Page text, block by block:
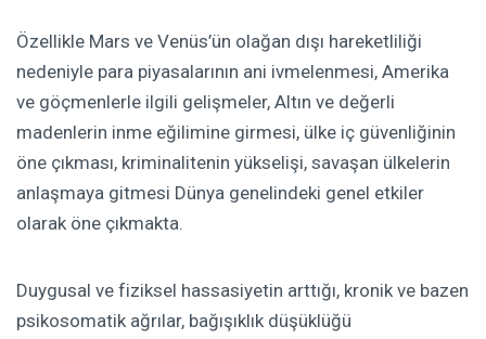
Özellikle Mars ve Venüs’ün olağan dışı hareketliliği
nedeniyle para piyasalarının ani ivmelenmesi, Amerika
ve göçmenlerle ilgili gelişmeler, Altın ve değerli
madenlerin inme eğilimine girmesi, ülke iç güvenliğinin
öne çıkması, kriminalitenin yükselişi, savaşan ülkelerin
anlaşmaya gitmesi Dünya genelindeki genel etkiler
olarak öne çıkmakta.
Duygusal ve fiziksel hassasiyetin arttığı, kronik ve bazen
psikosomatik ağrılar, bağışıklık düşüklüğü